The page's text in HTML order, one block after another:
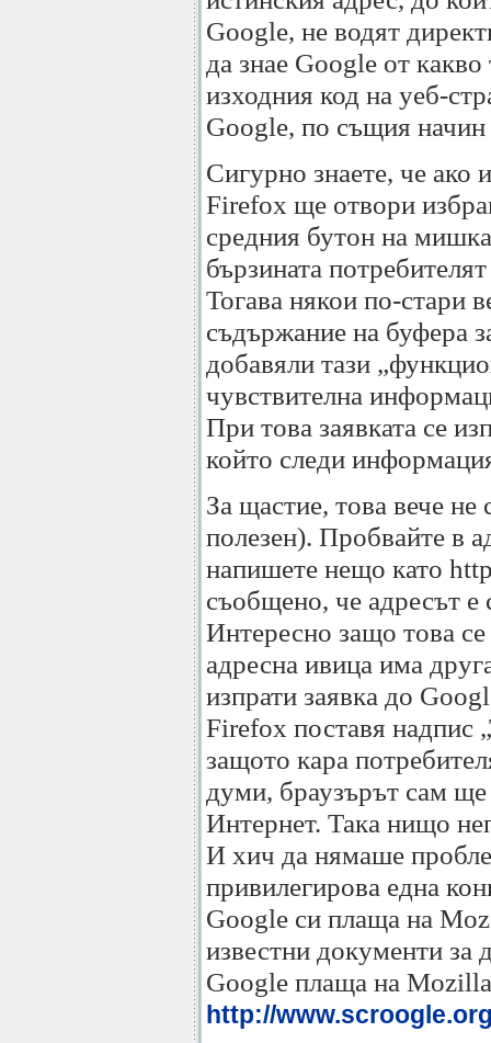
Google, не водят
да знае Google от
изходния код на уеб-
Google, по същия начин
Сигурно знаете, че ако
Firefox ще отвори
средния бутон на
бързината
Тогава някои по-стари
съдържание на буфера
добавяли тази
чувствителна
При това заявката се
който следи
За щастие, това вече
полезен). Пробвайте в
напишете нещо като
съобщено, че адресът е
Интересно защо това
адресна ивица има
изпрати заявка до
Firefox поставя надпис
защото кара
думи, браузърът сам
Интернет. Така нищо
И хич да нямаше
привилегирова една
Google си плаща на
известни документи за
Google плаща на
http://